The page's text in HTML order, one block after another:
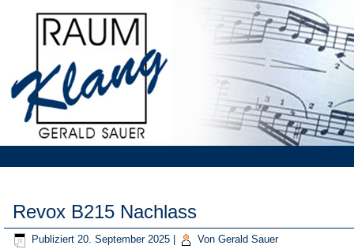
Revox B215 Nachlass
Publiziert 20. September 2025 Von Gerald Sauer